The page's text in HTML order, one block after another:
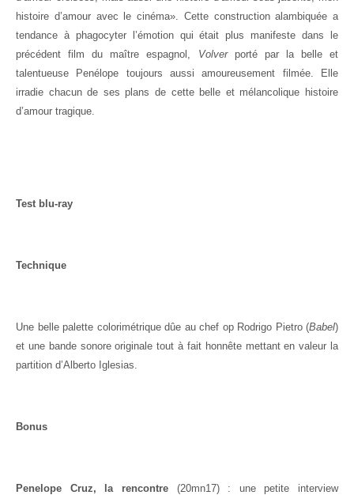
histoire d’amour avec le cinéma». Cette construction alambiquée a
tendance à phagocyter l’émotion qui était plus manifeste dans le
précédent film du maître espagnol, Volverporté par la belle et
talentueuse Penélope toujours aussi amoureusement filmée. Elle
irradie chacun de ses plans de cette belle et mélancolique histoire
d’amour tragique.
Test blu-ray
Technique
Une belle palette colorimétrique dûe au chef op Rodrigo Pietro (Babel)
et une bande sonore originale tout à fait honnête mettant en valeur la
partition d’Alberto Iglesias.
Bonus
Penelope Cruz, la rencontre(20mn17) : une petite interview